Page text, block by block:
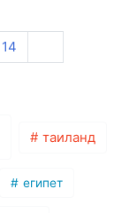
14
таиланд
египет